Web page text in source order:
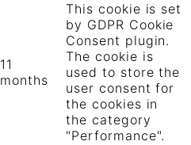
11
months
This cookie is set
by GDPR Cookie
Consent plugin.
The cookie is
used to store the
user consent for
the cookies in
the category
"Performance".